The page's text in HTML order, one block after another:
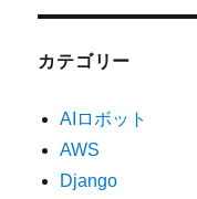
カテゴリー
AIロボット
AWS
Django